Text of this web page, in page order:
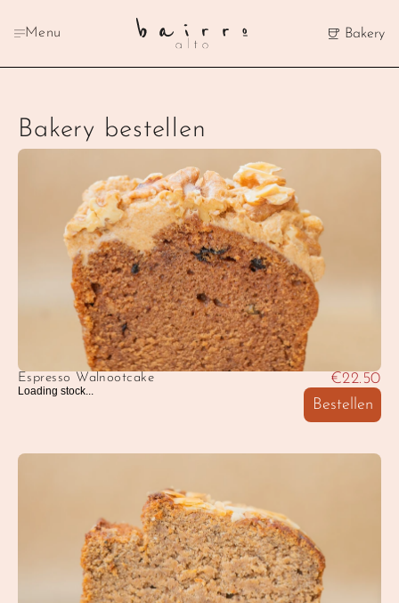
Menu Bakery
Bakery bestellen
Espresso Walnootcake
Loading stock...
€22.50
Bestellen